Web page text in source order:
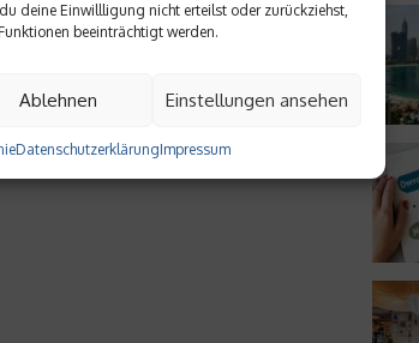
deine Einwillligung nicht erteilst oder zurückziehst,
beeinträchtigt werden.
Ablehnen Einstellungen ansehen
DatenschutzerklärungImpressum